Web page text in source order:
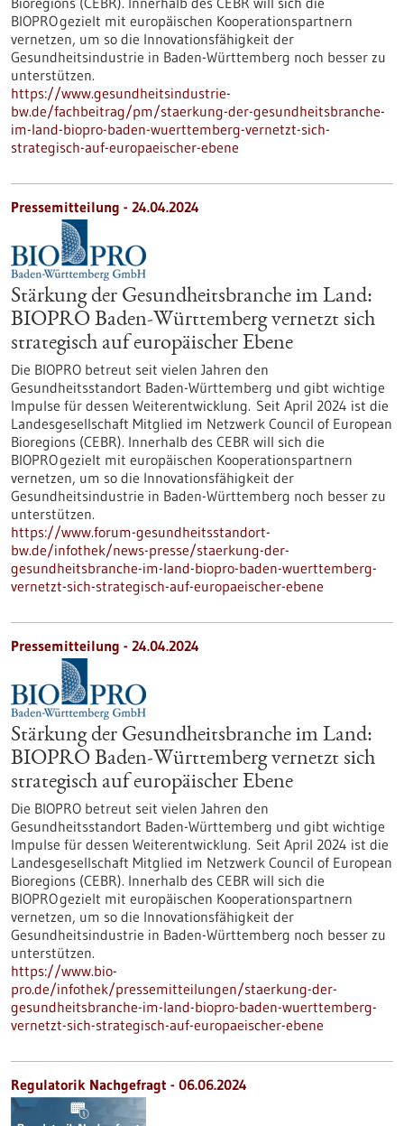
BIOPRO gezielt mit europäischen Kooperationspartnern
vernetzen, um so die Innovationsfähigkeit der
Gesundheitsindustrie in Baden-Württemberg noch besser zu
unterstützen.
https://www.gesundheitsindustrie-
bw.de/fachbeitrag/pm/staerkung-der-gesundheitsbranche-
im-land-biopro-baden-wuerttemberg-vernetzt-sich-
strategisch-auf-europaeischer-ebene
Pressemitteilung - 24.04.2024
Stärkung der Gesundheitsbranche im Land:
BIOPRO Baden-Württemberg vernetzt sich
strategisch auf europäischer Ebene
Die BIOPRO betreut seit vielen Jahren den
Gesundheitsstandort Baden-Württemberg und gibt wichtige
Impulse für dessen Weiterentwicklung. Seit April 2024 ist die
Landesgesellschaft Mitglied im Netzwerk Council of European
Bioregions (CEBR). Innerhalb des CEBR will sich die
BIOPRO gezielt mit europäischen Kooperationspartnern
vernetzen, um so die Innovationsfähigkeit der
Gesundheitsindustrie in Baden-Württemberg noch besser zu
unterstützen.
https://www.forum-gesundheitsstandort-
bw.de/infothek/news-presse/staerkung-der-
gesundheitsbranche-im-land-biopro-baden-wuerttemberg-
vernetzt-sich-strategisch-auf-europaeischer-ebene
Pressemitteilung - 24.04.2024
Stärkung der Gesundheitsbranche im Land:
BIOPRO Baden-Württemberg vernetzt sich
strategisch auf europäischer Ebene
Die BIOPRO betreut seit vielen Jahren den
Gesundheitsstandort Baden-Württemberg und gibt wichtige
Impulse für dessen Weiterentwicklung. Seit April 2024 ist die
Landesgesellschaft Mitglied im Netzwerk Council of European
Bioregions (CEBR). Innerhalb des CEBR will sich die
BIOPRO gezielt mit europäischen Kooperationspartnern
vernetzen, um so die Innovationsfähigkeit der
Gesundheitsindustrie in Baden-Württemberg noch besser zu
unterstützen.
https://www.bio-
pro.de/infothek/pressemitteilungen/staerkung-der-
gesundheitsbranche-im-land-biopro-baden-wuerttemberg-
vernetzt-sich-strategisch-auf-europaeischer-ebene
Regulatorik Nachgefragt - 06.06.2024